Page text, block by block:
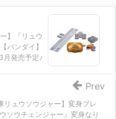
】『リュウ
バンダイ】
月発売予定♪
リュウソウジャー】変身ブレ
ソウチェンジャー』変身なり
Prev